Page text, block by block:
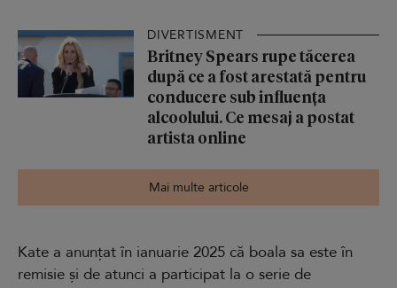
DIVERTISMENT
Britney Spears rupe tăcerea
după ce a fost arestată pentru
conducere sub influența
alcoolului. Ce mesaj a postat
artista online
Mai multe articole
Kate a anunțat în ianuarie 2025 că boala sa este în
remisie și de atunci a participat la o serie de